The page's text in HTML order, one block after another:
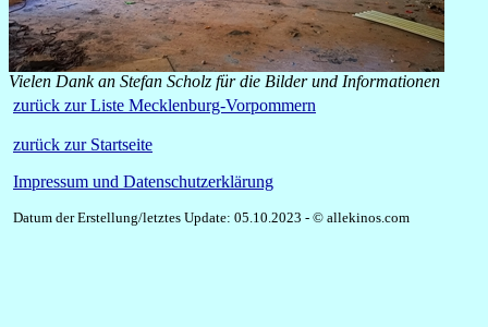
Vielen Dank an Stefan Scholz für die Bilder und Informationen
zurück zur Liste Mecklenburg-Vorpommern
zurück zur Startseite
Impressum und Datenschutzerklärung
Datum der Erstellung/letztes Update: 05.10.2023 - © allekinos.com